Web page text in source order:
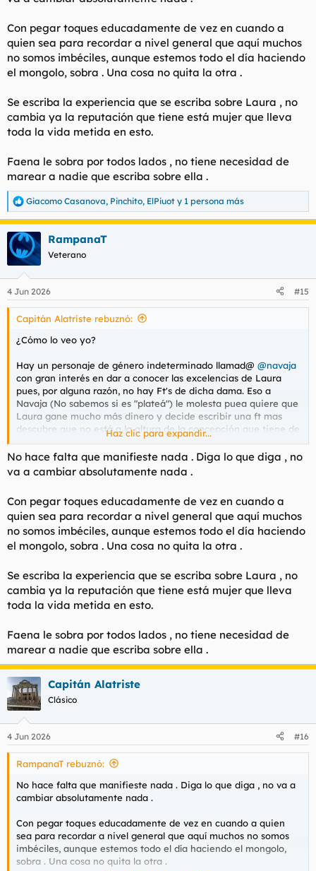
lo desafortunado de la acción.
A ver si@navajase manifiesta en breve
Con pegar toques educadamente de vez en cuando a
quien sea para recordar a nivel general que aquí muchos
no somos imbéciles, aunque estemos todo el día haciendo
el mongolo, sobra . Una cosa no quita la otra .
Se escriba la experiencia que se escriba sobre Laura , no
cambia ya la reputación que tiene está mujer que lleva
toda la vida metida en esto.
Faena le sobra por todos lados , no tiene necesidad de
marear a nadie que escriba sobre ella .
R
e
a
c
c
i
e
s
Giacomo Casanova, Pinchito, ElPiuot y 1 persona más
RampanaT
Veterano
4 Jun 2026 #15
Capitán Alatriste rebuznó:
¿Cómo lo veo yo?
Hay un personaje de género indeterminado llamad@ @navaja
con gran interés en dar a conocer las excelencias de Laura
pues, por alguna razón, no hay Ft's de dicha dama. Eso a
Navaja (No sabemos si es "plateá") le molesta puea quiere que
Laura gane mucho más dinero y decide escribir una ft mas
descubre que no está a la altura de la concepción que tiene de
Laura y le encomienda a CHATgpt (El gratis) que lo escriba
haciendo un burdo copia/pega quizás, y digo quizás,
envalentonad@ por algún psicótropo que no le permite intuir
lo desafortunado de la acción.
A ver si@navajase manifiesta en breve
Haz clic para expandir...
No hace falta que manifieste nada . Diga lo que diga , no
va a cambiar absolutamente nada .
Con pegar toques educadamente de vez en cuando a
quien sea para recordar a nivel general que aquí muchos
no somos imbéciles, aunque estemos todo el día haciendo
el mongolo, sobra . Una cosa no quita la otra .
Se escriba la experiencia que se escriba sobre Laura , no
cambia ya la reputación que tiene está mujer que lleva
toda la vida metida en esto.
Faena le sobra por todos lados , no tiene necesidad de
marear a nadie que escriba sobre ella .
Capitán Alatriste
Clásico
4 Jun 2026 #16
RampanaT rebuznó:
No hace falta que manifieste nada . Diga lo que diga , no va a
cambiar absolutamente nada .
Con pegar toques educadamente de vez en cuando a quien
sea para recordar a nivel general que aquí muchos no somos
imbéciles, aunque estemos todo el día haciendo el mongolo,
sobra . Una cosa no quita la otra .